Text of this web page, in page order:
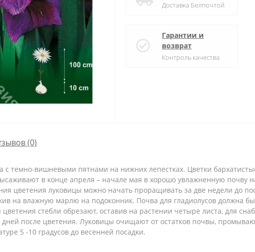
Доставка Белпочтой
Гарантии и
возврат
Контроль качества
(0)
с темно-вишневыми пятнами на нижних лепестках. Цветки
в конце апреля – начале мая в хорошо увлажненную почву
цветения луковицы можно начать проращивать за две недели до
на влажную марлю на подоконник. Почва для гладиолусов должна
стебли обрезают, оставив на растении четыре листа, для
после цветения. Луковицы очищают от остатков почвы,
5 -10 градусов до весенней посадки.